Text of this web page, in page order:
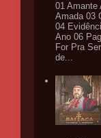
01 Amante
Amada 03
04
Ano 06
For Pra
de...